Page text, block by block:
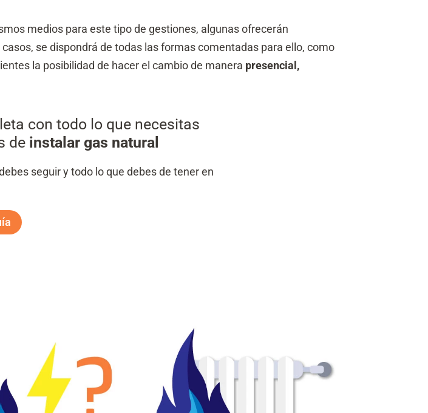
medios para este tipo de gestiones, algunas ofrecerán
se dispondrá de todas las formas comentadas para ello, como
la posibilidad de hacer el cambio de manera presencial,
con todo lo que necesitas
de instalar gas natural
seguir y todo lo que debes de tener en